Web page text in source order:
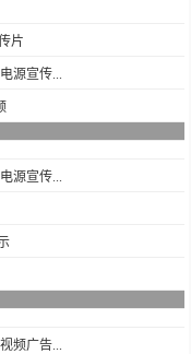
片
源宣传...
源宣传...
频广告...